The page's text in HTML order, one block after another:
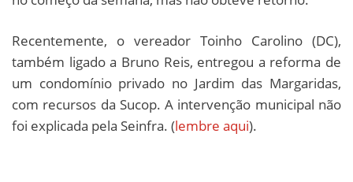
Recentemente, o vereador Toinho Carolino (DC),
também ligado a Bruno Reis, entregou a reforma de
um condomínio privado no Jardim das Margaridas,
com recursos da Sucop. A intervenção municipal não
foi explicada pela Seinfra. (lembre aqui).